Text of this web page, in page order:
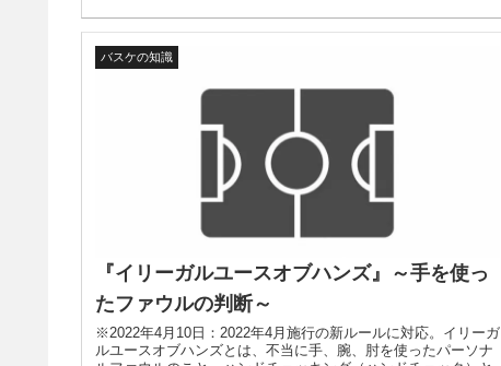
バスケの知識
『イリーガルユースオブハンズ』～手を使っ
たファウルの判断～
※2022年4月10日：2022年4月施行の新ルールに対応。イリーガ
ルユースオブハンズとは、不当に手、腕、肘を使ったパーソナ